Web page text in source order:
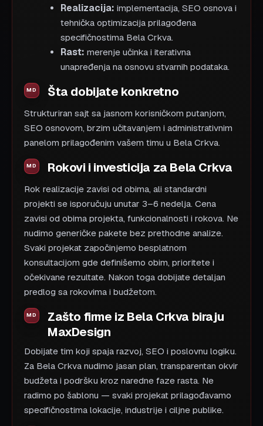
Realizacija: implementacija, SEO osnova i
tehnička optimizacija prilagođena
specifičnostima Bela Crkva.
Rast: merenje učinka i iterativna
unapređenja na osnovu stvarnih podataka.
Šta dobijate konkretno
Strukturiran sajt sa jasnom korisničkom putanjom,
SEO osnovom, brzim učitavanjem i administrativnim
panelom prilagođenim vašem timu u Bela Crkva.
Rokovi i investicija za Bela Crkva
Rok realizacije zavisi od obima, ali standardni
projekti se isporučuju unutar 3–6 nedelja. Cena
zavisi od obima projekta, funkcionalnosti i rokova. Ne
nudimo generičke pakete bez prethodne analize.
Svaki projekat započinjemo besplatnom
konsultacijom gde definišemo obim, prioritete i
očekivane rezultate. Nakon toga dobijate detaljan
predlog sa rokovima i budžetom.
Zašto firme iz Bela Crkva biraju
MaxDesign
Dobijate tim koji spaja razvoj, SEO i poslovnu logiku.
Za Bela Crkva nudimo jasan plan, transparentan okvir
budžeta i podršku kroz naredne faze rasta. Ne
radimo po šablonu — svaki projekat prilagođavamo
specifičnostima lokacije, industrije i ciljne publike.